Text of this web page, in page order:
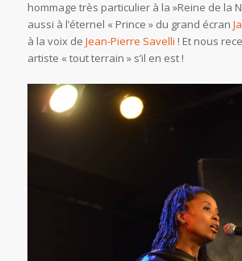
hommage très particulier à la »Reine de la
aussi à l’éternel « Prince » du grand écran
à la voix de Jean-Pierre Savelli ! Et nous
artiste « tout terrain » s’il en est !